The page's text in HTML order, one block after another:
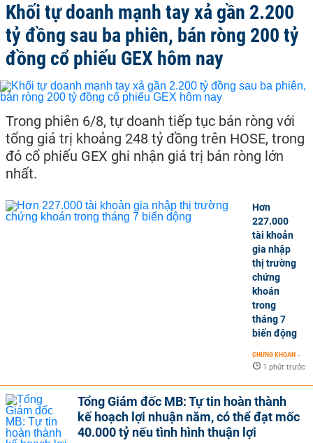
Khối tự doanh mạnh tay xả gần 2.200
tỷ đồng sau ba phiên, bán ròng 200 tỷ
đồng cổ phiếu GEX hôm nay
Trong phiên 6/8, tự doanh tiếp tục bán ròng với
tổng giá trị khoảng 248 tỷ đồng trên HOSE, trong
đó cổ phiếu GEX ghi nhận giá trị bán ròng lớn
nhất.
Hơn
227.000
tài khoản
gia nhập
thị trường
chứng
khoán
trong
tháng 7
biến động
CHỨNG KHOÁN -
1 phút trước
Tổng Giám đốc MB: Tự tin hoàn thành
kế hoạch lợi nhuận năm, có thể đạt mốc
40.000 tỷ nếu tình hình thuận lợi